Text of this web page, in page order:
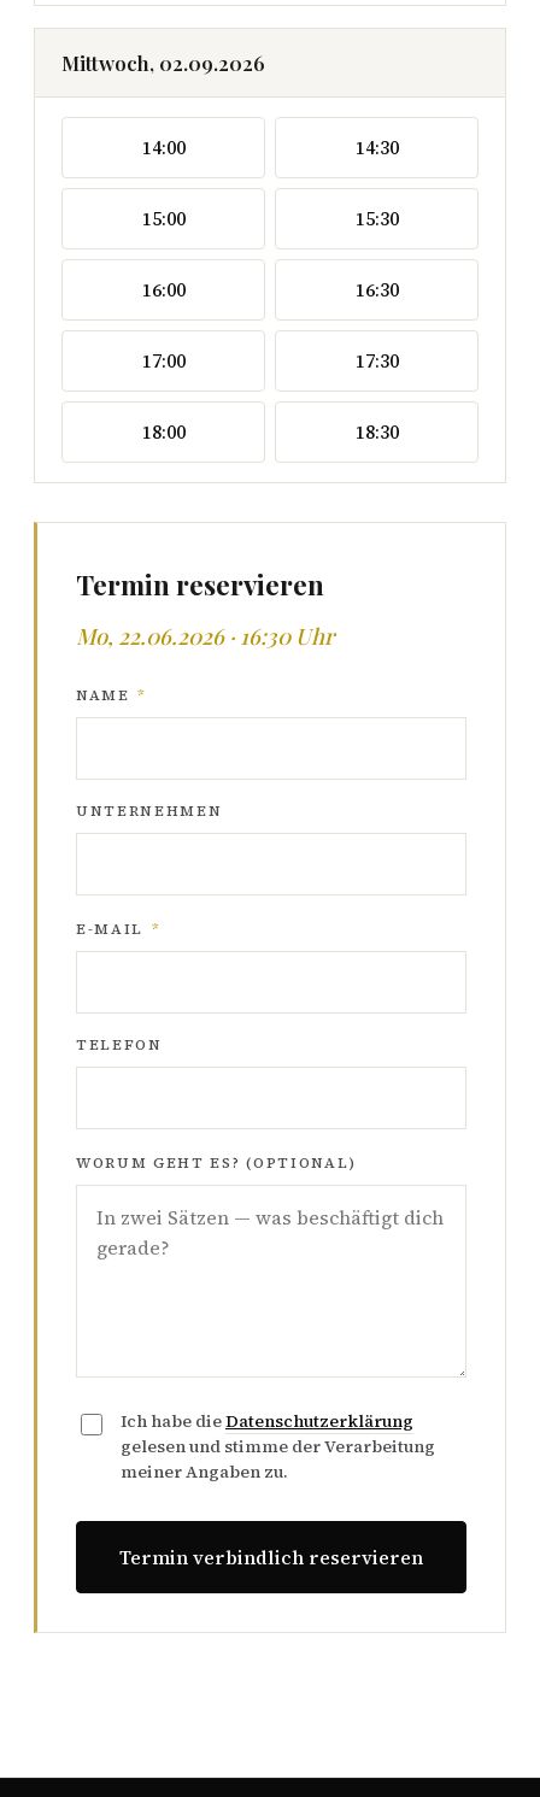
Mittwoch, 02.09.2026
14:00 14:30
15:00 15:30
16:00 16:30
17:00 17:30
18:00 18:30
Termin reservieren
Mo, 22.06.2026 · 16:30 Uhr
NAME *
UNTERNEHMEN
E-MAIL *
TELEFON
WORUM GEHT ES? (OPTIONAL)
Ich habe dieDatenschutzerklärung
gelesen und stimme der Verarbeitung
meiner Angaben zu.
Termin verbindlich reservieren